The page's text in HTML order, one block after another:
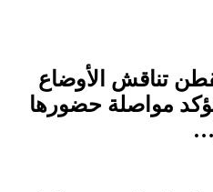
تناقش الأوضاع
مواصلة حضورها